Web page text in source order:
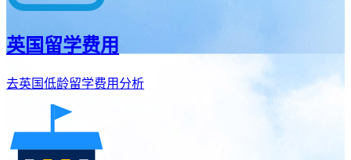
英国留学费用
去英国低龄留学费用分析